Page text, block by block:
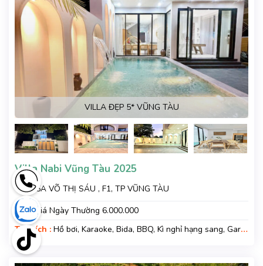
VILLA ĐẸP 5* VŨNG TÀU
Villa Nabi Vũng Tàu 2025
185A VÕ THỊ SÁU , F1, TP VŨNG TÀU
Giá :Giá Ngày Thường 6.000.000
Tiện ích : Hồ bơi, Karaoke, Bida, BBQ, Kì nghỉ hạng sang, Gara
xe, Wifi